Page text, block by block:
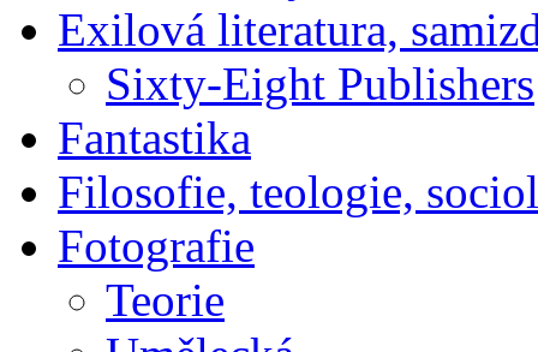
Exilová literatura,
Sixty-Eight Publishers
Fantastika
Filosofie, teologie,
Fotografie
Teorie